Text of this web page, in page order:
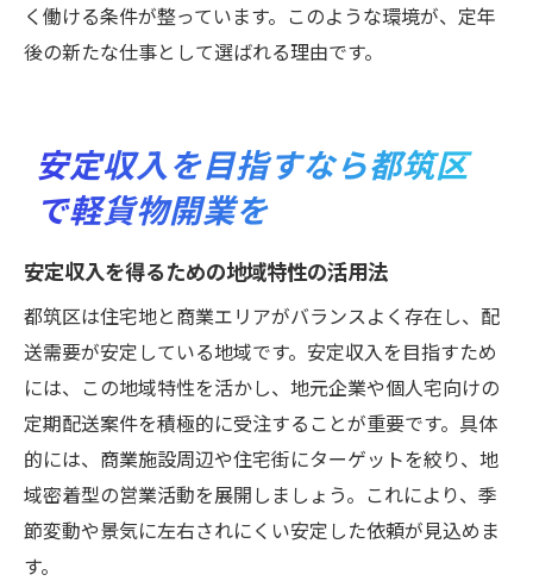
く働ける条件が整っています。このような環境が、定年
後の新たな仕事として選ばれる理由です。
安定収入を目指すなら都筑区
で軽貨物開業を
安定収入を得るための地域特性の活用法
都筑区は住宅地と商業エリアがバランスよく存在し、配
送需要が安定している地域です。安定収入を目指すため
には、この地域特性を活かし、地元企業や個人宅向けの
定期配送案件を積極的に受注することが重要です。具体
的には、商業施設周辺や住宅街にターゲットを絞り、地
域密着型の営業活動を展開しましょう。これにより、季
節変動や景気に左右されにくい安定した依頼が見込めま
す。